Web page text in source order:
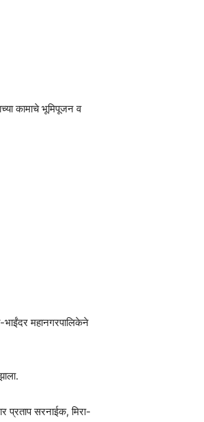
कामाचे भूमिपूजन व
भाईंदर महानगरपालिकेने
प्रताप सरनाईक, मिरा-